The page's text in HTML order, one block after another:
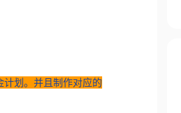
计划。并且制作对应的